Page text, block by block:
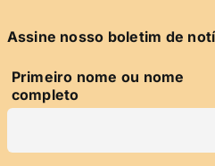
Assine nosso boletim de
Primeiro nome ou nome
completo